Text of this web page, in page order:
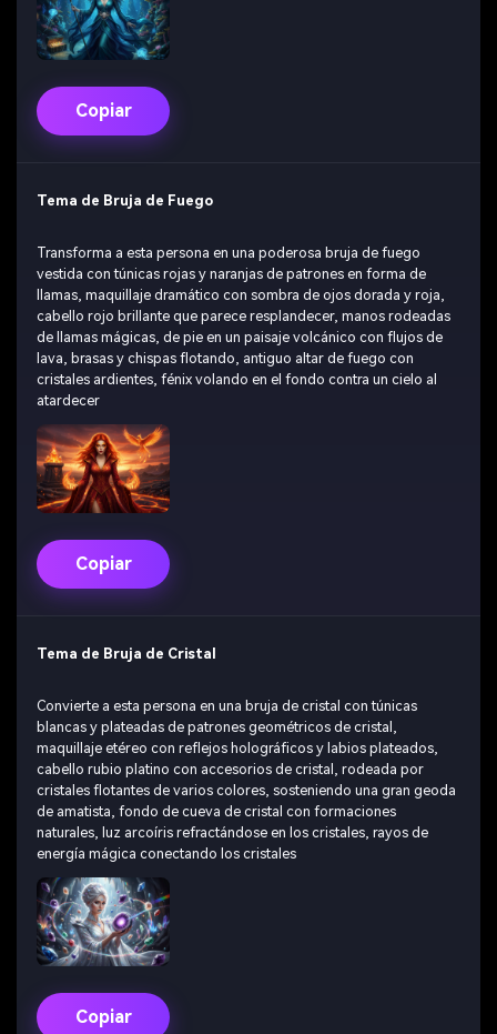
Copiar
Tema de Bruja de Fuego
Transforma a esta persona en una poderosa bruja de fuego
vestida con túnicas rojas y naranjas de patrones en forma de
llamas, maquillaje dramático con sombra de ojos dorada y roja,
cabello rojo brillante que parece resplandecer, manos rodeadas
de llamas mágicas, de pie en un paisaje volcánico con flujos de
lava, brasas y chispas flotando, antiguo altar de fuego con
cristales ardientes, fénix volando en el fondo contra un cielo al
atardecer
Copiar
Tema de Bruja de Cristal
Convierte a esta persona en una bruja de cristal con túnicas
blancas y plateadas de patrones geométricos de cristal,
maquillaje etéreo con reflejos holográficos y labios plateados,
cabello rubio platino con accesorios de cristal, rodeada por
cristales flotantes de varios colores, sosteniendo una gran geoda
de amatista, fondo de cueva de cristal con formaciones
naturales, luz arcoíris refractándose en los cristales, rayos de
energía mágica conectando los cristales
Copiar
Empieza Gratis→